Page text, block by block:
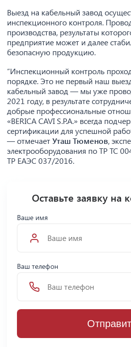
Выезд на кабельный завод
инспекционного контроля.
производства, результаты
предприятие может и далее
безопасную продукцию.
“Инспекционный контроль
порядке. Это не первый наш
кабельный завод — мы уже
2021 году, в результате
добрые профессиональные
«BERICA CAVI S.P.A.» всегда
сертификации для успешной
— отмечаетУташ Тюменов,
электрооборудования по ТР ТС
ТР ЕАЭС 037/2016.
Оставьте заявку на
Ваше имя
Ваш телефон